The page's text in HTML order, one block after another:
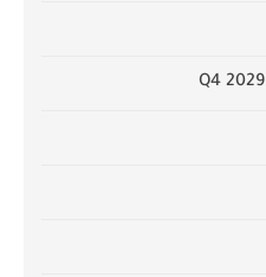
Q4 2029